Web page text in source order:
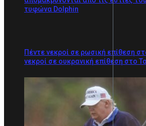
τυφώνα Dolphin
Πέντε νεκροί σε ρωσική επίθεση
νεκροί σε ουκρανική επίθεση στο